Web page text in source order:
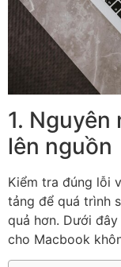
1.
lên nguồn
Kiểm tra đúng lỗi
tảng để quá trình
quả hơn. Dưới
cho Macbook